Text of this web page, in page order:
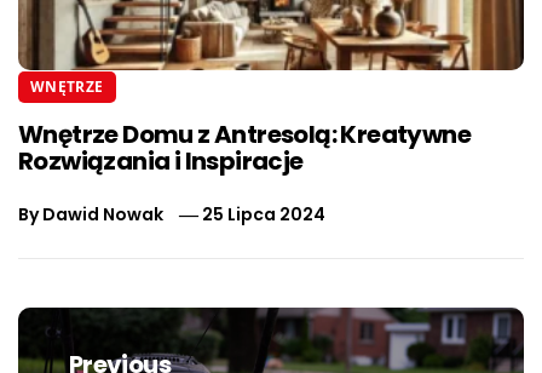
WNĘTRZE
Wnętrze Domu z Antresolą: Kreatywne
Rozwiązania i Inspiracje
ByDawid Nowak 25 Lipca 2024
Nawigacja
wpisu
Previous